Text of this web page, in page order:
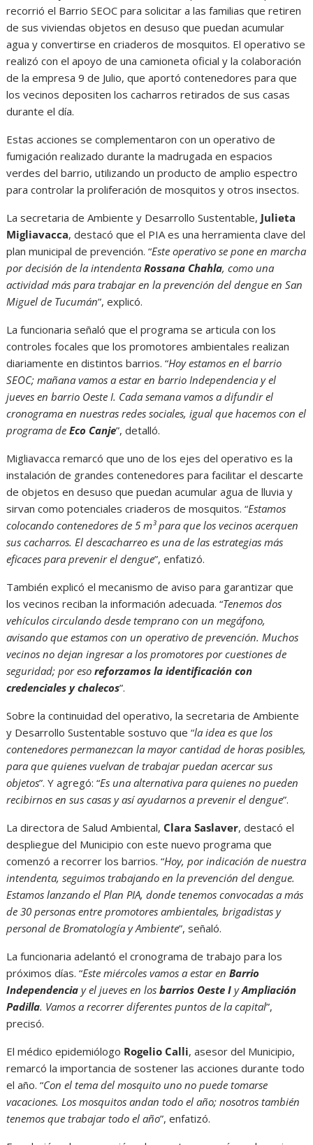
recorrió el Barrio SEOC para solicitar a las familias que retiren
de sus viviendas objetos en desuso que puedan acumular
agua y convertirse en criaderos de mosquitos. El operativo se
realizó con el apoyo de una camioneta oficial y la colaboración
de la empresa 9 de Julio, que aportó contenedores para que
los vecinos depositen los cacharros retirados de sus casas
durante el día.
Estas acciones se complementaron con un operativo de
fumigación realizado durante la madrugada en espacios
verdes del barrio, utilizando un producto de amplio espectro
para controlar la proliferación de mosquitos y otros insectos.
La secretaria de Ambiente y Desarrollo Sustentable, Julieta
Migliavacca, destacó que el PIA es una herramienta clave del
plan municipal de prevención. “Este operativo se pone en marcha
por decisión de la intendentaRossana Chahla, como una
actividad más para trabajar en la prevención del dengue en San
Miguel de Tucumán”, explicó.
La funcionaria señaló que el programa se articula con los
controles focales que los promotores ambientales realizan
diariamente en distintos barrios. “Hoy estamos en el barrio
SEOC; mañana vamos a estar en barrio Independencia y el
jueves en barrio Oeste I. Cada semana vamos a difundir el
cronograma en nuestras redes sociales, igual que hacemos con el
programa deEco Canje”, detalló.
Migliavacca remarcó que uno de los ejes del operativo es la
instalación de grandes contenedores para facilitar el descarte
de objetos en desuso que puedan acumular agua de lluvia y
sirvan como potenciales criaderos de mosquitos. “Estamos
colocando contenedores de 5 m³ para que los vecinos acerquen
sus cacharros. El descacharreo es una de las estrategias más
eficaces para prevenir el dengue”, enfatizó.
También explicó el mecanismo de aviso para garantizar que
los vecinos reciban la información adecuada. “Tenemos dos
vehículos circulando desde temprano con un megáfono,
avisando que estamos con un operativo de prevención. Muchos
vecinos no dejan ingresar a los promotores por cuestiones de
seguridad; por esoreforzamos la identificación con
credenciales y chalecos”.
Sobre la continuidad del operativo, la secretaria de Ambiente
y Desarrollo Sustentable sostuvo que “la idea es que los
contenedores permanezcan la mayor cantidad de horas posibles,
para que quienes vuelvan de trabajar puedan acercar sus
objetos”. Y agregó: “Es una alternativa para quienes no pueden
recibirnos en sus casas y así ayudarnos a prevenir el dengue”.
La directora de Salud Ambiental, Clara Saslaver, destacó el
despliegue del Municipio con este nuevo programa que
comenzó a recorrer los barrios. “Hoy, por indicación de nuestra
intendenta, seguimos trabajando en la prevención del dengue.
Estamos lanzando el Plan PIA, donde tenemos convocadas a más
de 30 personas entre promotores ambientales, brigadistas y
personal de Bromatología y Ambiente”, señaló.
La funcionaria adelantó el cronograma de trabajo para los
próximos días. “Este miércoles vamos a estar enBarrio
Independencia y el jueves en losbarrios Oeste I yAmpliación
Padilla. Vamos a recorrer diferentes puntos de la capital”,
precisó.
El médico epidemiólogo Rogelio Calli, asesor del Municipio,
remarcó la importancia de sostener las acciones durante todo
el año. “Con el tema del mosquito uno no puede tomarse
vacaciones. Los mosquitos andan todo el año; nosotros también
tenemos que trabajar todo el año”, enfatizó.